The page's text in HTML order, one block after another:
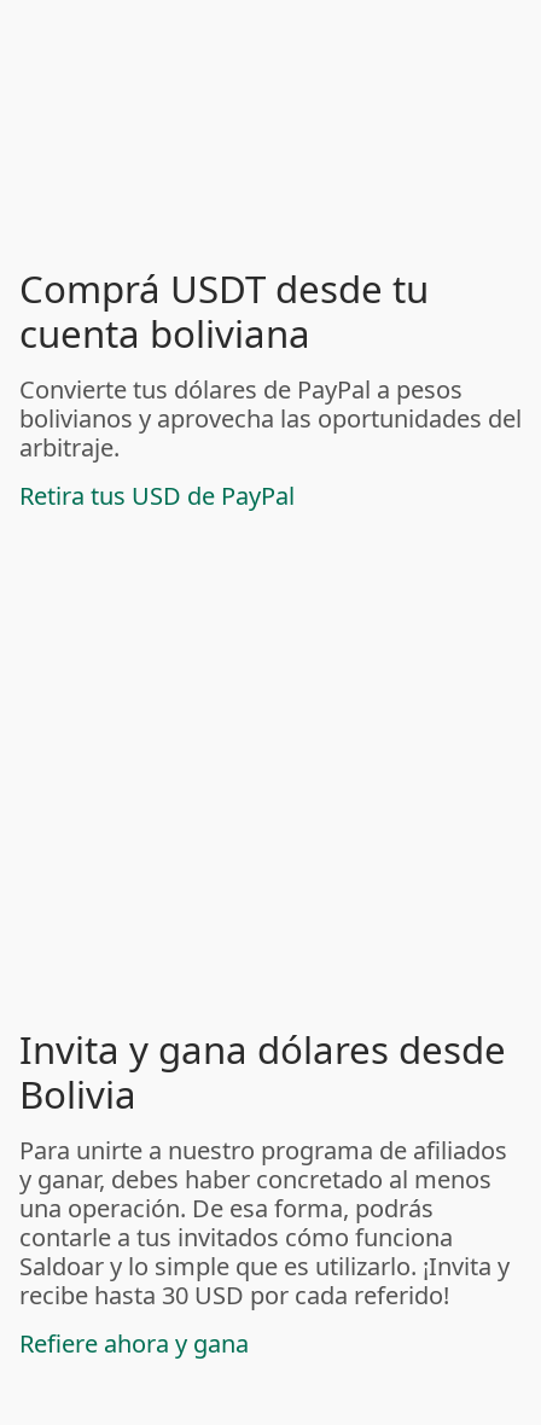
Comprá USDT desde tu
cuenta boliviana
Convierte tus dólares de PayPal a pesos
bolivianos y aprovecha las oportunidades del
arbitraje.
Retira tus USD de PayPal
Invita y gana dólares desde
Bolivia
Para unirte a nuestro programa de afiliados
y ganar, debes haber concretado al menos
una operación. De esa forma, podrás
contarle a tus invitados cómo funciona
Saldoar y lo simple que es utilizarlo. ¡Invita y
recibe hasta 30 USD por cada referido!
Refiere ahora y gana